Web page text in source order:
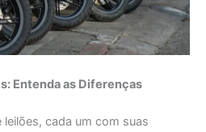
Entenda as Diferenças
cada um com suas